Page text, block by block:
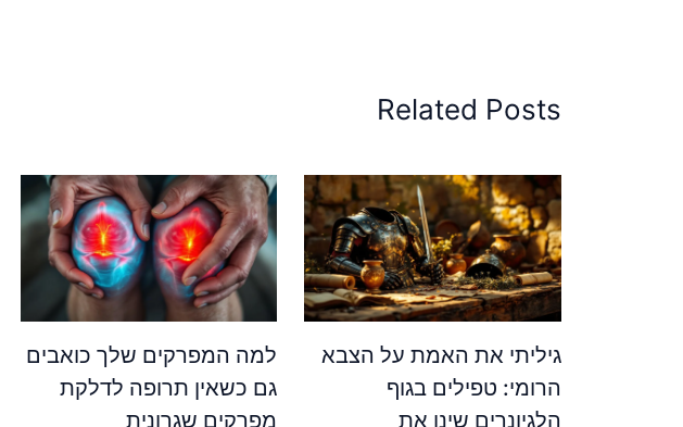
Related Posts
גיליתי את האמת על הצבא
הרומי: טפילים בגוף
הלגיונרים שינו את
למה המפרקים שלך כואבים
גם כשאין תרופה לדלקת
מפרקים שגרונית